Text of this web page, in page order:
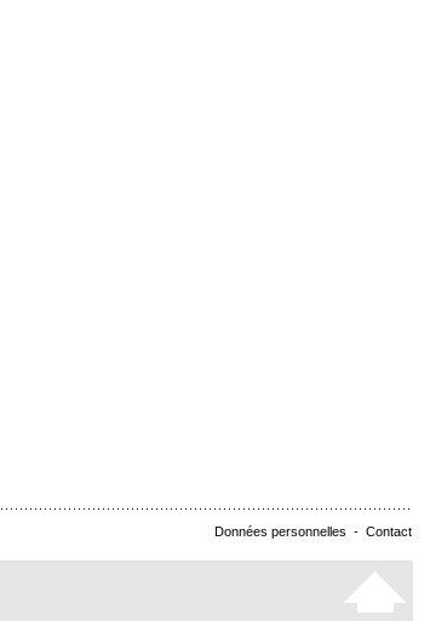
Données personnelles - Contact